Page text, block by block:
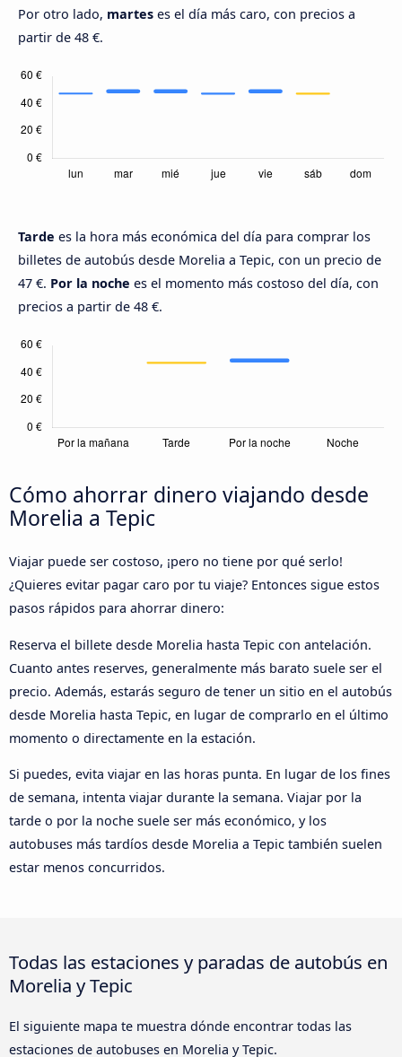
Por otro lado, martes es el día más caro, con precios a
partir de 48 €.
Tarde es la hora más económica del día para comprar los
billetes de autobús desde Morelia a Tepic, con un precio de
47 €. Por la noche es el momento más costoso del día, con
precios a partir de 48 €.
Cómo ahorrar dinero viajando desde
Morelia a Tepic
Viajar puede ser costoso, ¡pero no tiene por qué serlo!
¿Quieres evitar pagar caro por tu viaje? Entonces sigue estos
pasos rápidos para ahorrar dinero:
Reserva el billete desde Morelia hasta Tepic con antelación.
Cuanto antes reserves, generalmente más barato suele ser el
precio. Además, estarás seguro de tener un sitio en el autobús
desde Morelia hasta Tepic, en lugar de comprarlo en el último
momento o directamente en la estación.
Si puedes, evita viajar en las horas punta. En lugar de los fines
de semana, intenta viajar durante la semana. Viajar por la
tarde o por la noche suele ser más económico, y los
autobuses más tardíos desde Morelia a Tepic también suelen
estar menos concurridos.
Todas las estaciones y paradas de autobús en
Morelia y Tepic
El siguiente mapa te muestra dónde encontrar todas las
estaciones de autobuses en Morelia y Tepic.